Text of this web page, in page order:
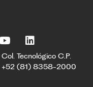
Tecnológico C.P.
+52 (81) 8358-2000